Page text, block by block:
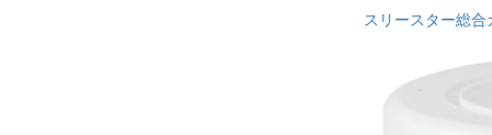
スリースター総合